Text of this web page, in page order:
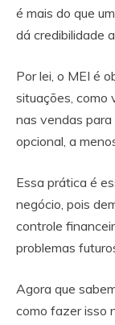
é mais do que
dá credibilidade
Por lei, o MEI é
situações, como
nas vendas
opcional, a
Essa prática é
negócio, pois
controle
problemas
Agora que
como fazer isso